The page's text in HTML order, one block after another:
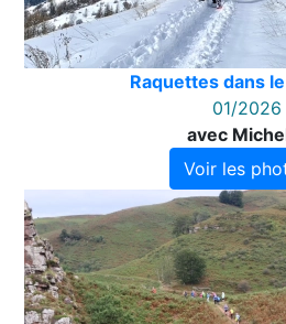
Raquettes dans
01/2026
avec
Voir les